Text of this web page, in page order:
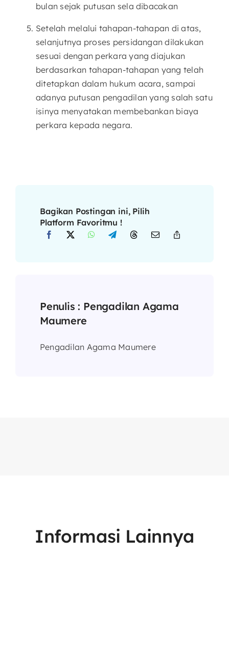
bulan sejak putusan sela dibacakan
Setelah melalui tahapan-tahapan di atas,
selanjutnya proses persidangan dilakukan
sesuai dengan perkara yang diajukan
berdasarkan tahapan-tahapan yang telah
ditetapkan dalam hukum acara, sampai
adanya putusan pengadilan yang salah satu
isinya menyatakan membebankan biaya
perkara kepada negara.
Bagikan Postingan ini, Pilih
Platform Favoritmu !
Penulis : Pengadilan Agama
Maumere
Pengadilan Agama Maumere
Informasi Lainnya